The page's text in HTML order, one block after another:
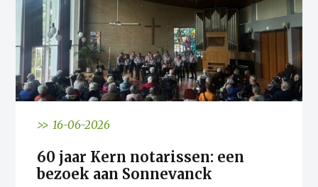
>> 16-06-2026
60 jaar Kern notarissen: een
bezoek aan Sonnevanck